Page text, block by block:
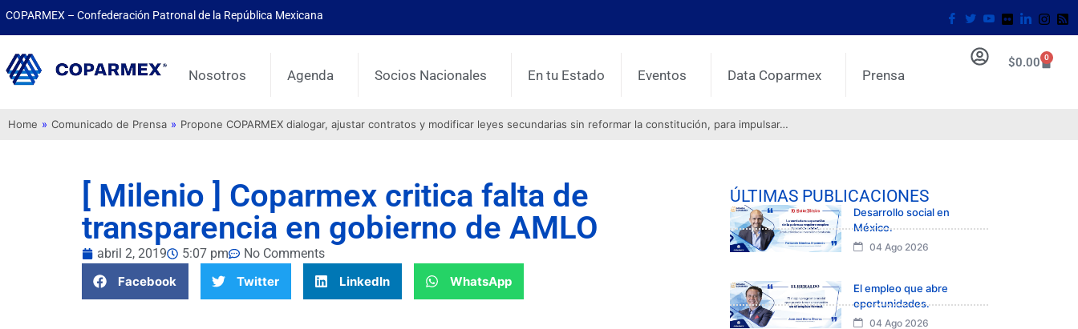
COPARMEX – Confederación Patronal de la República Mexicana
Nosotros Agenda Socios Nacionales En tu Estado Eventos Data Coparmex Prensa
$0.00 0
Home » Comunicado de Prensa » Propone COPARMEX dialogar, ajustar contratos y modificar leyes secundarias sin reformar la constitución, para impulsar…
[ Milenio ] Coparmex critica falta de
transparencia en gobierno de AMLO
abril 2, 2019 5:07 pm
No Comments
Facebook
Twitter LinkedIn WhatsApp
ÚLTIMAS PUBLICACIONES
Desarrollo social en
México.
04 Ago 2026
El empleo que abre
oportunidades.
04 Ago 2026